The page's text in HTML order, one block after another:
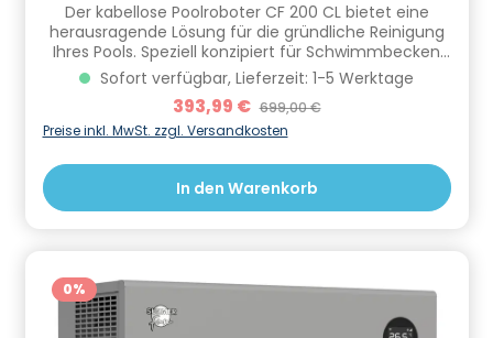
Der kabellose Poolroboter CF 200 CL bietet eine
herausragende Lösung für die gründliche Reinigung
Ihres Pools. Speziell konzipiert für Schwimmbecken
mit einer maximalen Größe von 80m², überzeugt
dieses Gerät mit einem professionellen
Navigationssystem, das eine effiziente und
gleichmäßige Reinigung gewährleistet – und das
beeindruckenden Reinigungszyklus von nur 1 Stunde
und 50 Minuten ermöglicht der 200 CL eine rasche
und effiziente Pflege Ihres Schwimmbeckens. Dieser
sicherzustellen. Die PVC-Bürsten des Roboters
sorgen nicht nur für eine intensive, sondern auch
schonende Reinigung, indem sie mühelos Schmutz,
Sofort verfügbar, Lieferzeit: 1-5 Werktage
Verkaufspreis:
393,99 € Regulärer Preis:
699,00 €
Preise inkl. MwSt. zzgl. Versandkosten
In den Warenkorb
0%